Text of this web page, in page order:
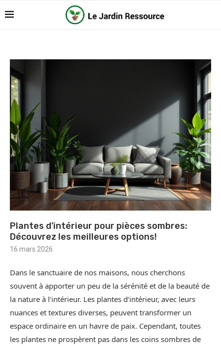
Plantes d’intérieur pour pièces sombres:
Découvrez les meilleures options!
16 mars 2026
Dans le sanctuaire de nos maisons, nous cherchons
souvent à apporter un peu de la sérénité et de la beauté de
la nature à l’intérieur. Les plantes d’intérieur, avec leurs
nuances et textures diverses, peuvent transformer un
espace ordinaire en un havre de paix. Cependant, toutes
les plantes ne prospèrent pas dans les coins sombres de